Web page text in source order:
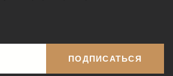
ПОДПИСАТЬСЯ